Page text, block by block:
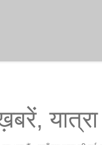
यात्रा